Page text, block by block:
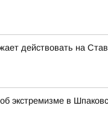
действовать на
экстремизме в